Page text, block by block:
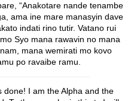
“Anakotare nande tenambe
ama ine mare manasyin dave
indati rino tutir. Vatano rui
Syo mana rawavin no mana
mana wemirati mo kovo
po ravaibe ramu.
done! I am the Alpha and the